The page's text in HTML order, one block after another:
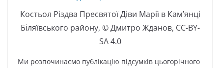
Костьол Різдва Пресвятої Діви Марії в Кам’янці
Біляївського району, © Дмитро Жданов, CC-BY-
SA 4.0
Ми розпочинаємо публікацію підсумків цьогорічного